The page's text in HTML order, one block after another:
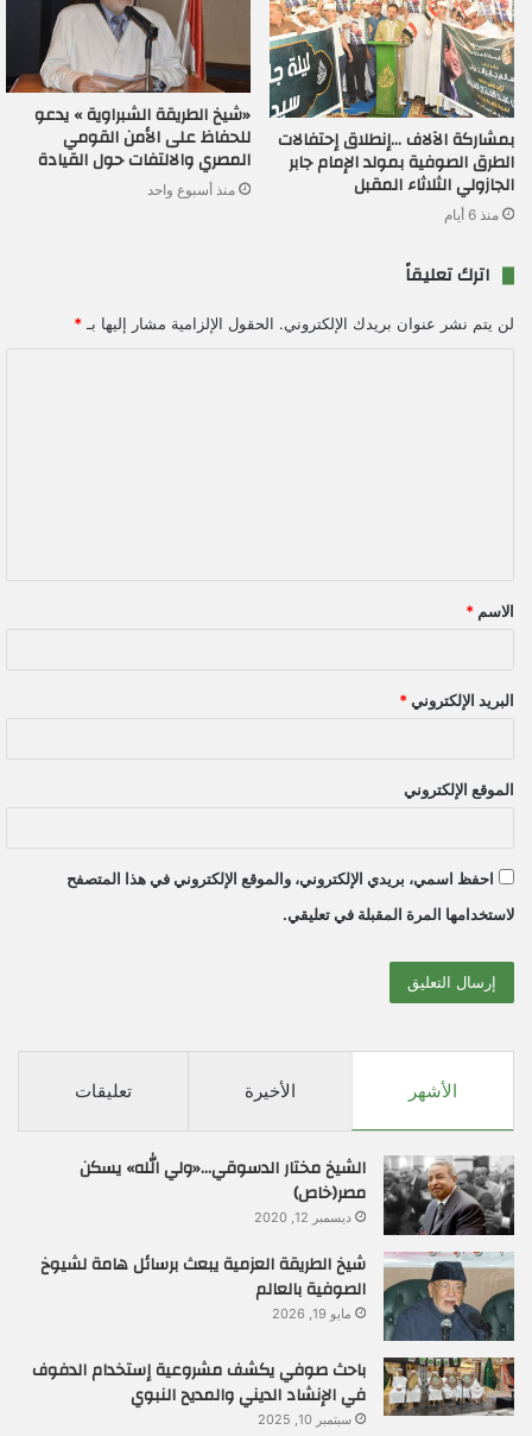
بمشاركة الآلاف …إنطلاق إحتفالات
الطرق الصوفية بمولد الإمام جابر
الجازولي الثلاثاء المقبل
منذ 6 أيام
«شيخ الطريقة الشبراوية » يدعو
للحفاظ على الأمن القومي
المصري والالتفات حول القيادة
منذ أسبوع واحد
اترك تعليقاً
لن يتم نشر عنوان بريدك الإلكتروني. الحقول الإلزامية مشار إليها بـ *
ق
*
الاسم *
البريد الإلكتروني *
الموقع الإلكتروني
احفظ اسمي، بريدي الإلكتروني، والموقع الإلكتروني في هذا المتصفح
لاستخدامها المرة المقبلة في تعليقي.
الأشهر الأخيرة تعليقات
الشيخ مختار الدسوقي…«ولي الله» يسكن
مصر(خاص)
ديسمبر 12, 2020
شيخ الطريقة العزمية يبعث برسائل هامة لشيوخ
الصوفية بالعالم
مايو 19, 2026
باحث صوفي يكشف مشروعية إستخدام الدفوف
في الإنشاد الديني والمديح النبوي
سبتمبر 10, 2025